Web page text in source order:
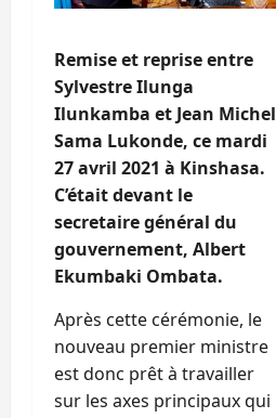
Remise et reprise entre
Sylvestre Ilunga
Ilunkamba et Jean Michel
Sama Lukonde, ce mardi
27 avril 2021 à Kinshasa.
C’était devant le
secretaire général du
gouvernement, Albert
Ekumbaki Ombata.
Après cette cérémonie, le
nouveau premier ministre
est donc prêt à travailler
sur les axes principaux qui